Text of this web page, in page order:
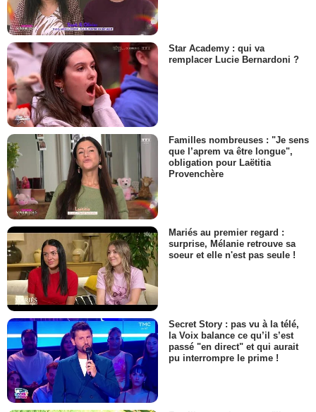
Star Academy : qui va
remplacer Lucie Bernardoni ?
Familles nombreuses : "Je sens
que l’aprem va être longue",
obligation pour Laëtitia
Provenchère
Mariés au premier regard :
surprise, Mélanie retrouve sa
soeur et elle n'est pas seule !
Secret Story : pas vu à la télé,
la Voix balance ce qu’il s’est
passé "en direct" et qui aurait
pu interrompre le prime !